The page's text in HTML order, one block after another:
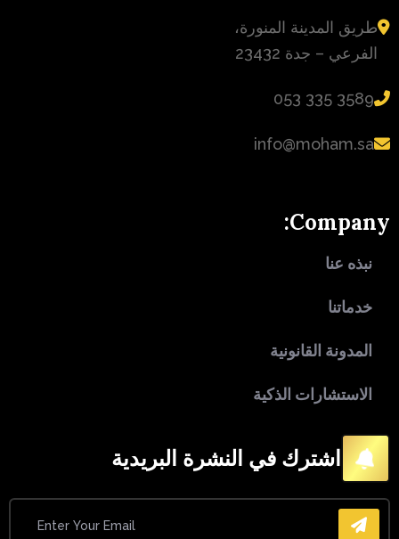
طريق المدينة المنورة،
الفرعي – جدة 23432
‪053 335 3589‬
info@moham.sa
Company:
نبذه عنا
خدماتنا
المدونة القانونية
الاستشارات الذكية
اشترك في النشرة البريدية